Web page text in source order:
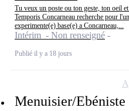
Tu veux un poste ou ton geste, ton oeil
Temporis Concarneau recherche pour
experimente(e) base(e) a Concarneau,...
Intérim - Non renseigné
Publié il y a 18 jours
Menuisier/